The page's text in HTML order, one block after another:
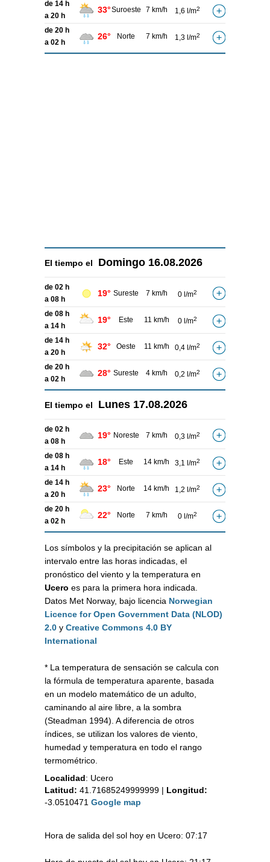
de 14 h
a 20 h
33°Suroeste 7 km/h 1,6 l/m2
de 20 h
a 02 h
26° Norte 7 km/h 1,3 l/m2
El tiempo el Domingo 16.08.2026
de 02 h
a 08 h
19° Sureste 7 km/h 0 l/m2
de 08 h
a 14 h
19° Este 11 km/h 0 l/m2
de 14 h
a 20 h
32° Oeste 11 km/h 0,4 l/m2
de 20 h
a 02 h
28° Sureste 4 km/h 0,2 l/m2
El tiempo el Lunes 17.08.2026
de 02 h
a 08 h
19° Noreste 7 km/h 0,3 l/m2
de 08 h
a 14 h
18° Este 14 km/h 3,1 l/m2
de 14 h
a 20 h
23° Norte 14 km/h 1,2 l/m2
de 20 h
a 02 h
22° Norte 7 km/h 0 l/m2
Los símbolos y la precipitación se aplican al
intervalo entre las horas indicadas, el
pronóstico del viento y la temperatura en
Ucero es para la primera hora indicada.
Datos Met Norway, bajo licencia Norwegian
Licence for Open Government Data (NLOD)
2.0 y Creative Commons 4.0 BY
International
* La temperatura de sensación se calcula con
la fórmula de temperatura aparente, basada
en un modelo matemático de un adulto,
caminando al aire libre, a la sombra
(Steadman 1994). A diferencia de otros
índices, se utilizan los valores de viento,
humedad y temperatura en todo el rango
termométrico.
Localidad: Ucero
Latitud: 41.71685249999999 | Longitud:
-3.0510471 Google map
Hora de salida del sol hoy en Ucero: 07:17